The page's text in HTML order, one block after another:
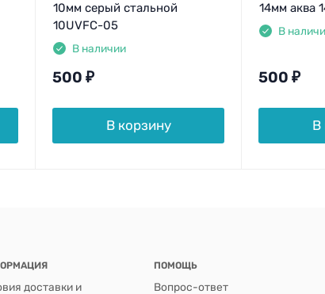
10мм серый стальной
10UVFC-05
В наличии
500 ₽
В корзину
14мм аква
В
500 ₽
В
доставки и
ПОМОЩЬ
Вопрос-ответ